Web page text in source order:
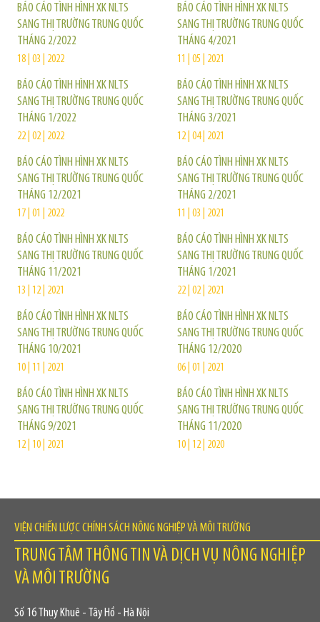
BÁO CÁO TÌNH HÌNH XK NLTS
SANG THỊ TRƯỜNG TRUNG QUỐC
THÁNG 2/2022
18 | 03 | 2022
BÁO CÁO TÌNH HÌNH XK NLTS
SANG THỊ TRƯỜNG TRUNG QUỐC
THÁNG 1/2022
22 | 02 | 2022
BÁO CÁO TÌNH HÌNH XK NLTS
SANG THỊ TRƯỜNG TRUNG QUỐC
THÁNG 12/2021
17 | 01 | 2022
BÁO CÁO TÌNH HÌNH XK NLTS
SANG THỊ TRƯỜNG TRUNG QUỐC
THÁNG 11/2021
13 | 12 | 2021
BÁO CÁO TÌNH HÌNH XK NLTS
SANG THỊ TRƯỜNG TRUNG QUỐC
THÁNG 10/2021
10 | 11 | 2021
BÁO CÁO TÌNH HÌNH XK NLTS
SANG THỊ TRƯỜNG TRUNG QUỐC
THÁNG 9/2021
12 | 10 | 2021
BÁO CÁO TÌNH HÌNH XK NLTS
SANG THỊ TRƯỜNG TRUNG QUỐC
THÁNG 4/2021
11 | 05 | 2021
BÁO CÁO TÌNH HÌNH XK NLTS
SANG THỊ TRƯỜNG TRUNG QUỐC
THÁNG 3/2021
12 | 04 | 2021
BÁO CÁO TÌNH HÌNH XK NLTS
SANG THỊ TRƯỜNG TRUNG QUỐC
THÁNG 2/2021
11 | 03 | 2021
BÁO CÁO TÌNH HÌNH XK NLTS
SANG THỊ TRƯỜNG TRUNG QUỐC
THÁNG 1/2021
22 | 02 | 2021
BÁO CÁO TÌNH HÌNH XK NLTS
SANG THỊ TRƯỜNG TRUNG QUỐC
THÁNG 12/2020
06 | 01 | 2021
BÁO CÁO TÌNH HÌNH XK NLTS
SANG THỊ TRƯỜNG TRUNG QUỐC
THÁNG 11/2020
10 | 12 | 2020
VIỆN CHIẾN LƯỢC CHÍNH SÁCH NÔNG NGHIỆP VÀ MÔI TRƯỜNG
TRUNG TÂM THÔNG TIN VÀ DỊCH VỤ NÔNG NGHIỆP
VÀ MÔI TRƯỜNG
Số 16 Thụy Khuê - Tây Hồ - Hà Nội